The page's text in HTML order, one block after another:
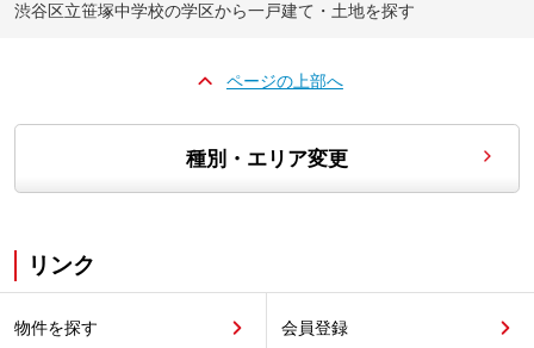
渋谷区立笹塚中学校の学区から一戸建て・土地を探す
ページの上部へ
種別・エリア変更
リンク
物件を探す 会員登録